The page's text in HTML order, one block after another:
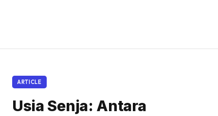
ARTICLE
Usia Senja: Antara